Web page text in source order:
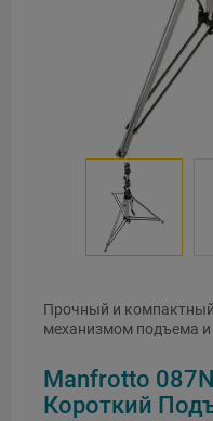
Прочный и
механизмом подъема и
Manfrotto
Короткий